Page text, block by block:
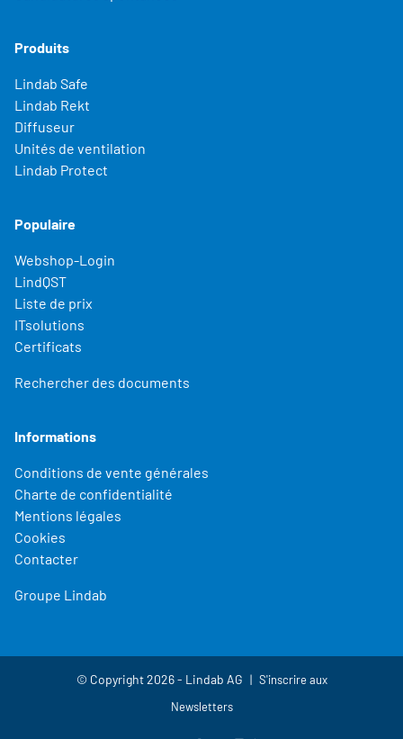
Produits
Lindab Safe
Lindab Rekt
Diffuseur
Unités de ventilation
Lindab Protect
Populaire
Webshop-Login
LindQST
Liste de prix
ITsolutions
Certificats
Rechercher des documents
Informations
Conditions de vente générales
Charte de confidentialité
Mentions légales
Cookies
Contacter
Groupe Lindab
© Copyright 2026 - Lindab AG
S'inscrire aux
Newsletters